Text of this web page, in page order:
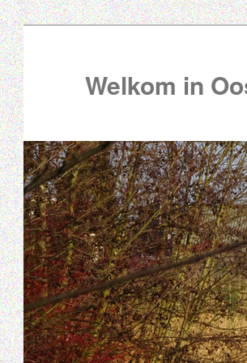
Welkom in
00:00
01:00
02:00
03:00